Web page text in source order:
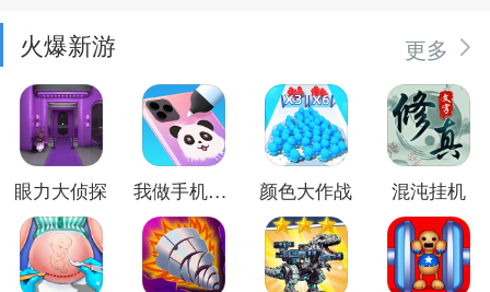
火爆新游 更多
眼力大侦探 我做手机壳特好看 颜色大作战 混沌挂机